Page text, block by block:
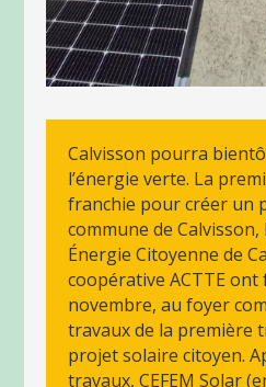
Calvisson pourra
l’énergie verte. La
franchie pour créer un
commune de Calvisson,
Énergie Citoyenne de
coopérative ACTTE ont
novembre, au foyer
travaux de la première
projet solaire citoyen.
travaux, CEFEM Solar